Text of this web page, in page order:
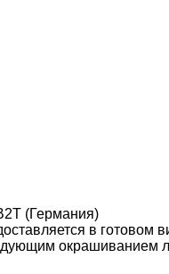
(Германия)
в готовом